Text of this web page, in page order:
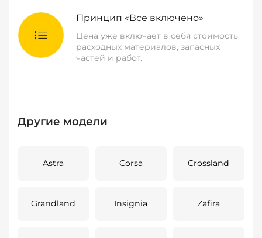
Принцип «Все включено»
Цена уже включает в себя стоимость
расходных материалов, запасных
частей и работ.
Другие модели
Astra Corsa Crossland
Grandland Insignia Zafira